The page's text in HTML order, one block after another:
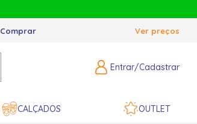
Ver preços
Entrar/Cadastrar
CALÇADOS OUTLET